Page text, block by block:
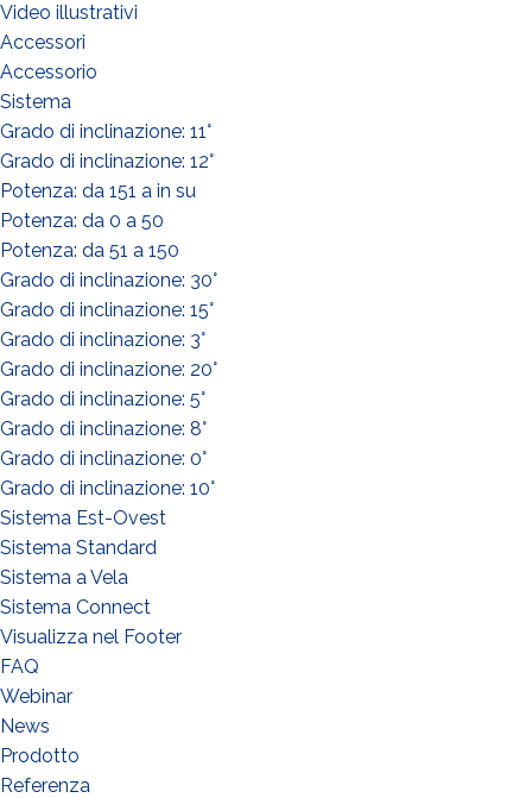
Video illustrativi
Accessori
Accessorio
Sistema
Grado di inclinazione: 11°
Grado di inclinazione: 12°
Potenza: da 151 a in su
Potenza: da 0 a 50
Potenza: da 51 a 150
Grado di inclinazione: 30°
Grado di inclinazione: 15°
Grado di inclinazione: 3°
Grado di inclinazione: 20°
Grado di inclinazione: 5°
Grado di inclinazione: 8°
Grado di inclinazione: 0°
Grado di inclinazione: 10°
Sistema Est-Ovest
Sistema Standard
Sistema a Vela
Sistema Connect
Visualizza nel Footer
FAQ
Webinar
News
Prodotto
Referenza
WIE GEHT'S?*